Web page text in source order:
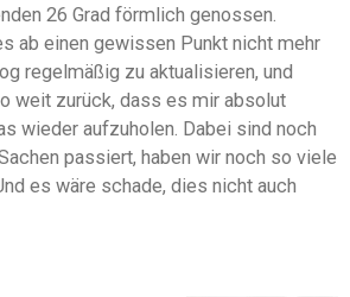
26 Grad förmlich genossen.
ab einen gewissen Punkt nicht mehr
regelmäßig zu aktualisieren, und
weit zurück, dass es mir absolut
wieder aufzuholen. Dabei sind noch
passiert, haben wir noch so viele
es wäre schade, dies nicht auch